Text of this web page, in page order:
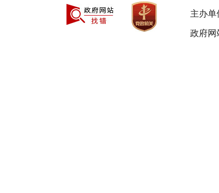
主办
政府网